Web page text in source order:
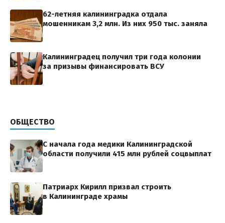
62-летняя калининградка отдала
мошенникам 3,2 млн. Из них 950 тыс. заняла
Калининградец получил три года колонии
за призывы финансировать ВСУ
ОБЩЕСТВО
С начала года медики Калининградской
области получили 415 млн рублей соцвыплат
Патриарх Кирилл призвал строить
в Калининграде храмы